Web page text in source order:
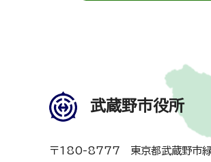
武蔵野市役所
〒180-8777 東京都武蔵野市